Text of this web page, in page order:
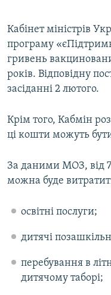
Усі сайти RFE/RL
Кабінет міністрів
програму
гривень
років. Відповідну
засіданні 2 лютого.
Крім того, Кабмін
ці кошти можуть
За даними МОЗ, від
можна буде
освітні послуги;
дитячі
перебування в
дитячому таборі;